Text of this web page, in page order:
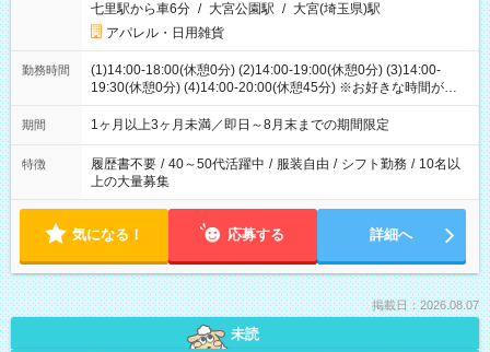
七里駅から車6分 / 大宮公園駅 / 大宮(埼玉県)駅
アパレル・日用雑貨
勤務時間
(1)14:00-18:00(休憩0分) (2)14:00-19:00(休憩0分) (3)14:00-
19:30(休憩0分) (4)14:00-20:00(休憩45分) ※お好きな時間が選べ
ます
期間 1ヶ月以上3ヶ月未満／即日～8月末までの期間限定
特徴 履歴書不要 / 40～50代活躍中 / 服装自由 / シフト勤務 / 10名以
上の大量募集
気になる！ 応募する 詳細へ
掲載日：2026.08.07
未読